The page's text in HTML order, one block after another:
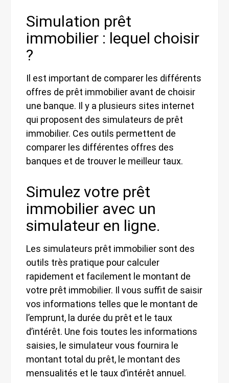
Simulation prêt
immobilier : lequel choisir
?
Il est important de comparer les différents
offres de prêt immobilier avant de choisir
une banque. Il y a plusieurs sites internet
qui proposent des simulateurs de prêt
immobilier. Ces outils permettent de
comparer les différentes offres des
banques et de trouver le meilleur taux.
Simulez votre prêt
immobilier avec un
simulateur en ligne.
Les simulateurs prêt immobilier sont des
outils très pratique pour calculer
rapidement et facilement le montant de
votre prêt immobilier. Il vous suffit de saisir
vos informations telles que le montant de
l’emprunt, la durée du prêt et le taux
d’intérêt. Une fois toutes les informations
saisies, le simulateur vous fournira le
montant total du prêt, le montant des
mensualités et le taux d’intérêt annuel.